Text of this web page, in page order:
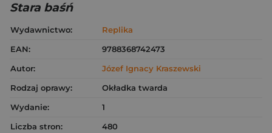
Stara baśń
Wydawnictwo:
Replika
EAN:
9788368742473
Autor:
Józef Ignacy Kraszewski
Rodzaj oprawy:
Okładka twarda
Wydanie:
1
Liczba stron:
480